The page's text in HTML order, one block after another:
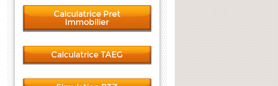
Calculatrice Pret
Immobilier
Calculatrice TAEG